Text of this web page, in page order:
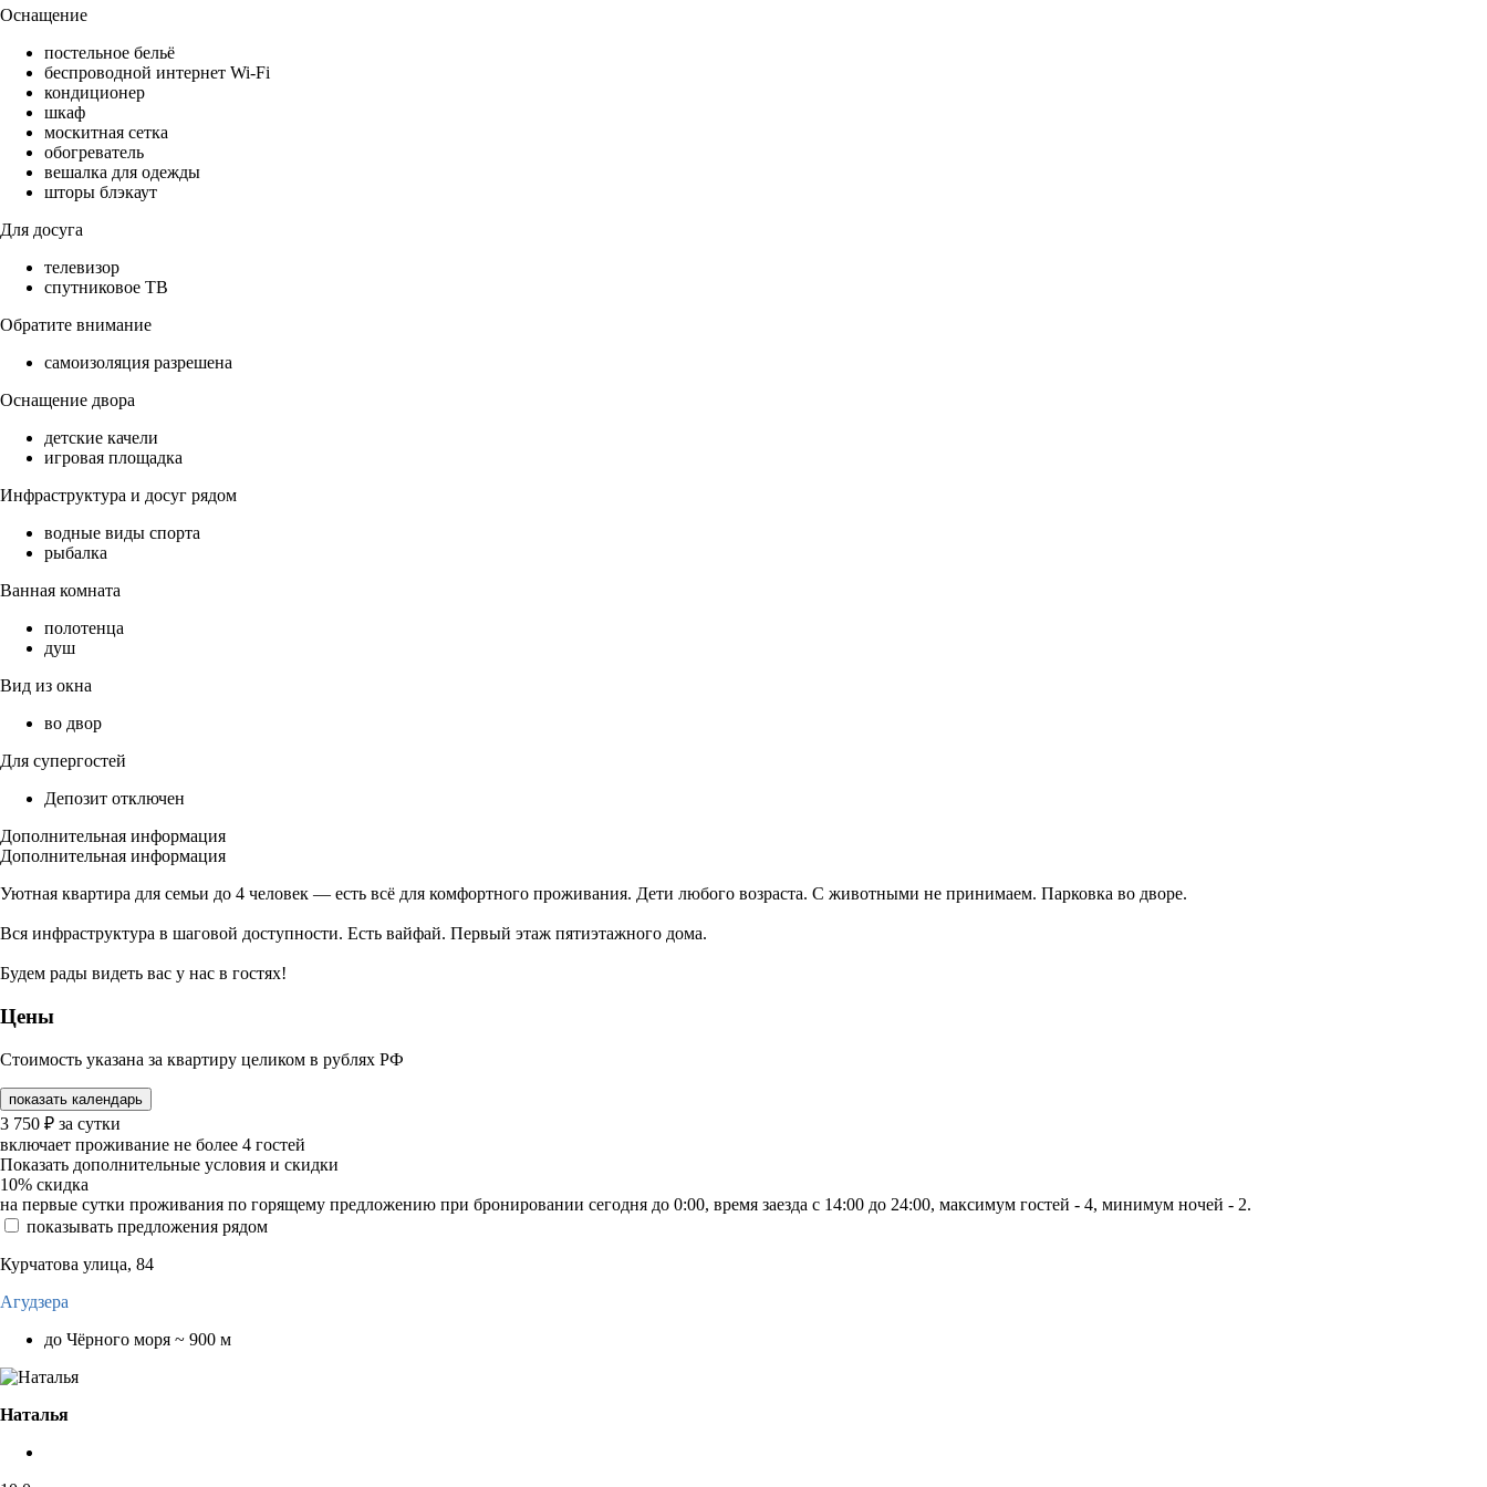
Оснащение
постельное бельё
беспроводной интернет Wi-Fi
кондиционер
шкаф
москитная сетка
обогреватель
вешалка для одежды
шторы блэкаут
Для досуга
телевизор
спутниковое ТВ
Обратите внимание
самоизоляция разрешена
Оснащение двора
детские качели
игровая площадка
Инфраструктура и досуг рядом
водные виды спорта
рыбалка
Ванная комната
полотенца
душ
Вид из окна
во двор
Для супергостей
Депозит отключен
Дополнительная информация
Дополнительная информация
Уютная квартира для семьи до 4 человек — есть всё для комфортного проживания. Дети любого возраста. С животными не принимаем. Парковка во дворе.
Вся инфраструктура в шаговой доступности. Есть вайфай. Первый этаж пятиэтажного дома.
Будем рады видеть вас у нас в гостях!
Цены
Стоимость указана за квартиру целиком в рублях РФ
показать календарь
3 750 ₽ за сутки
включает проживание не более 4 гостей
Показать дополнительные условия и скидки
10% скидка
на первые сутки проживания по горящему предложению при бронировании сегодня до 0:00, время заезда с 14:00 до 24:00, максимум гостей - 4, минимум ночей - 2.
показывать предложения рядом
Курчатова улица, 84
Агудзера
до Чёрного моря ~ 900 м
Наталья